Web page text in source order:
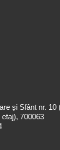
și Sfânt nr. 10
700063